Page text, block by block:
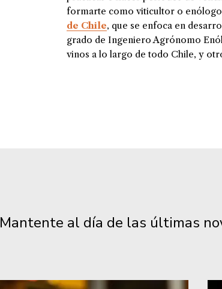
formarte como viticultor o
de Chile, que se enfoca en
grado de Ingeniero Agrónomo
vinos a lo largo de todo Chile, y
Mantente al día de las últimas